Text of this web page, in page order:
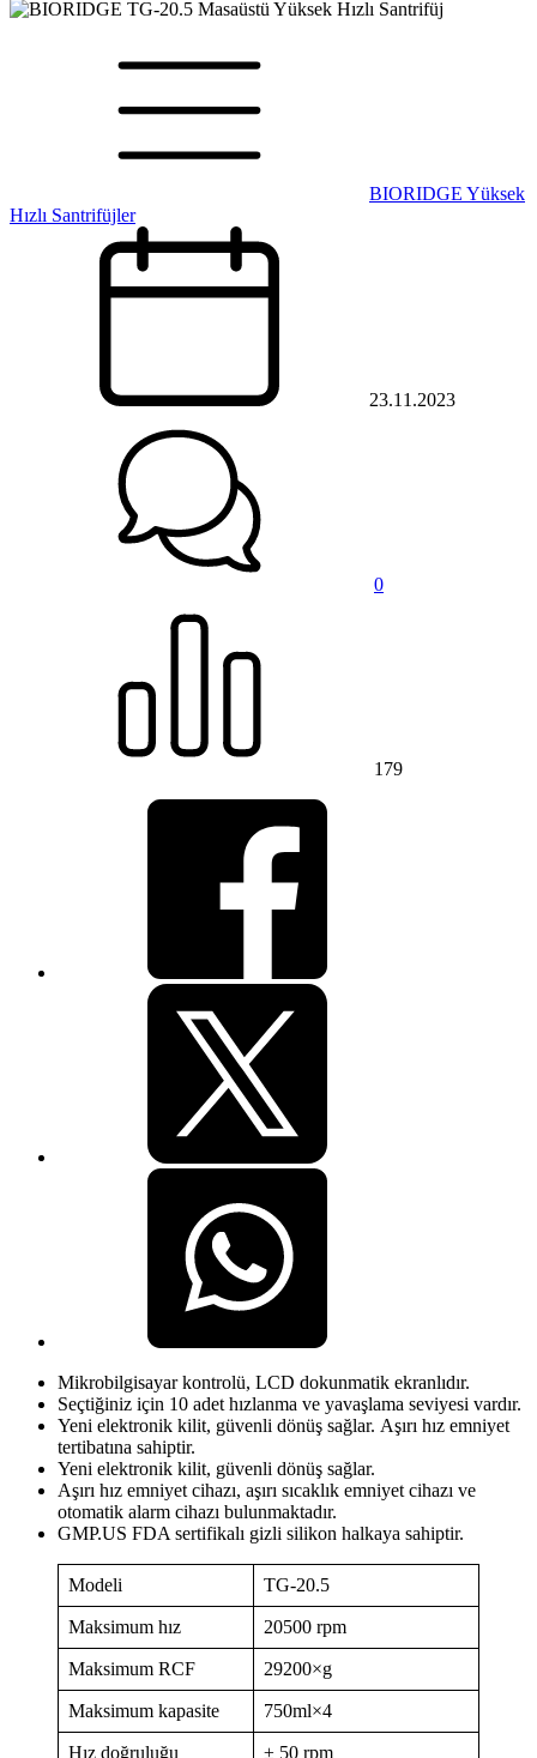
BIORIDGE Yüksek
Hızlı Santrifüjler
23.11.2023
0
179
Mikrobilgisayar kontrolü, LCD dokunmatik ekranlıdır.
Seçtiğiniz için 10 adet hızlanma ve yavaşlama seviyesi vardır.
Yeni elektronik kilit, güvenli dönüş sağlar. Aşırı hız emniyet
tertibatına sahiptir.
Yeni elektronik kilit, güvenli dönüş sağlar.
Aşırı hız emniyet cihazı, aşırı sıcaklık emniyet cihazı ve
otomatik alarm cihazı bulunmaktadır.
GMP.US FDA sertifikalı gizli silikon halkaya sahiptir.
Modeli TG-20.5
Maksimum hız 20500 rpm
Maksimum RCF 29200×g
Maksimum kapasite 750ml×4
Hız doğruluğu ± 50 rpm